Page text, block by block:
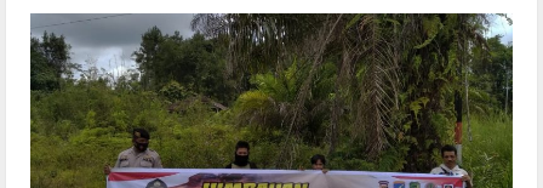
Warga
Lahei
II,
Begini
Pesan
Bhabinkamtibmas
Polsek
Lahei
Kepada
Warga